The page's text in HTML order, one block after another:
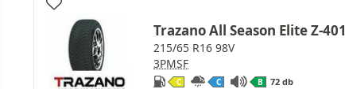
Trazano All Season Elite Z-401
215/65 R16 98V
3PMSF
C C B 72 db